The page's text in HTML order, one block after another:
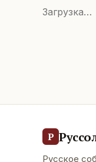
Загрузка…
Р
Русское